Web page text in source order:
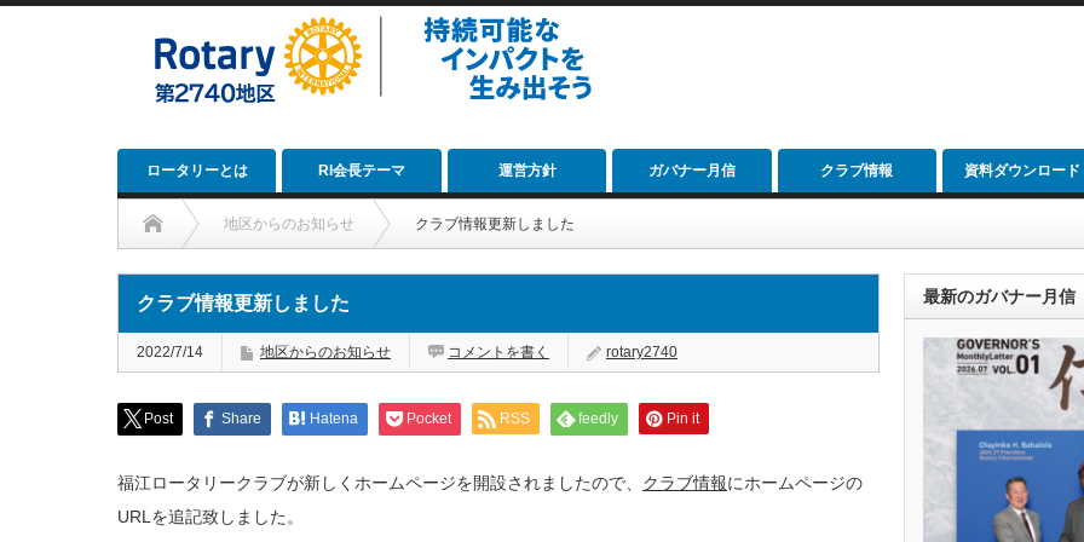
ロータリーとは RI会長テーマ 運営方針 ガバナー月信 クラブ情報 資料ダウンロード
地区からのお知らせ クラブ情報更新しました
クラブ情報更新しました
2022/7/14 地区からのお知らせ コメントを書く rotary2740
Post Share Hatena Pocket RSS feedly Pin it
福江ロータリークラブが新しくホームページを開設されましたので、 クラブ情報にホームページの
URLを追記致しました。
最新のガバナー月信